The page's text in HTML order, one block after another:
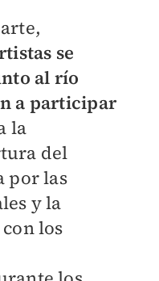
se
al río
a participar
la
del
por las
y la
los